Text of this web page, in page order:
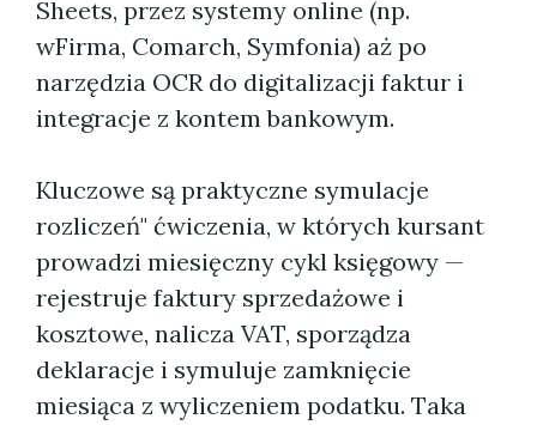
Sheets, przez systemy online (np.
wFirma, Comarch, Symfonia) aż po
narzędzia OCR do digitalizacji faktur i
integracje z kontem bankowym.
Kluczowe są praktyczne symulacje
rozliczeń" ćwiczenia, w których kursant
prowadzi miesięczny cykl księgowy —
rejestruje faktury sprzedażowe i
kosztowe, nalicza VAT, sporządza
deklaracje i symuluje zamknięcie
miesiąca z wyliczeniem podatku. Taka